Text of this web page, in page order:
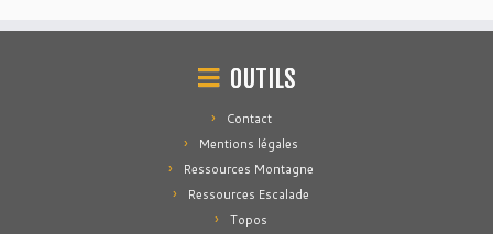
OUTILS
Contact
Mentions légales
Ressources Montagne
Ressources Escalade
Topos